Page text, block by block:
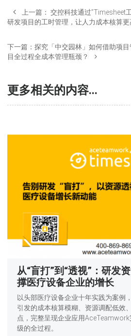
上一篇： 交控科技通过”Timesheet
研发项目的工时管理，让人力成本核算更
下一篇： 探究「中交园林」如何借助项
目全过程全成本管理瓶颈？
更多相关的内容...
从“盲打”到“透视”：研发
撑医疗设备企业的增长
以头部医疗设备企业十年实践为案例
引发的成本核算模糊、资源调配低效
点，完整呈现企业应用
级的全过程。